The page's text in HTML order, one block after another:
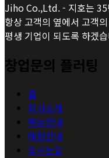
Jiho Co.,Ltd. - 지호는 35
항상 고객의 옆에서 고객
평생 기업이 되도록 하겠
창업문의 플러팅
홈
회사소개
메뉴안내
매장안내
오시는길